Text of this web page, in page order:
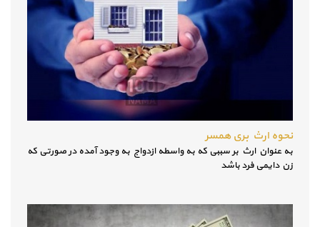
نحوه ارث بری همسر
به عنوان ارث بر سببی که به واسطه ازدواج به وجود آمده در صورتی که
زن دایمی فرد باشد